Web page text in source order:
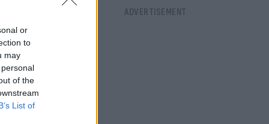
or
to
may
of the
List of